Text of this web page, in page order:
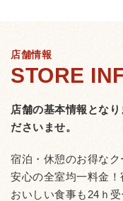
店舗情報
店舗の基本情報となり
ださいませ。
宿泊・休憩のお得な
安心の全室均一料金！
おいしい食事も24ｈ受